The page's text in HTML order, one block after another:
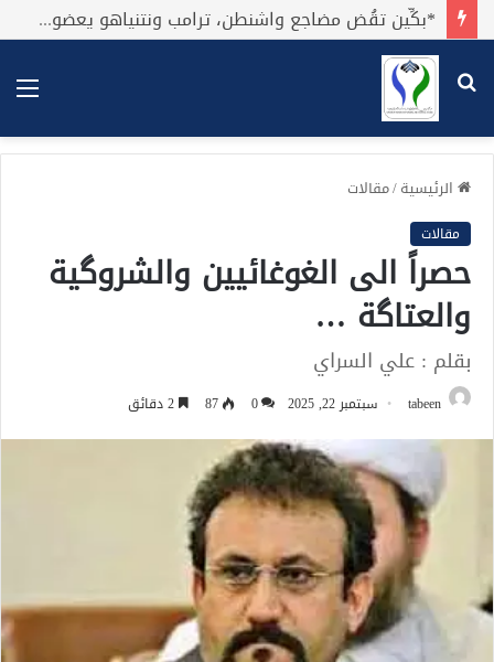
*بكِّين تقُض مضاجع واشنطن، ترامب ونتنياهو يعضون على أصابِعهُم وليس بيدهم حيلَة!.*
بحث
عن
الرئيسية/مقالات
مقالات
حصراً الى الغوغائيين والشروگية
والعتاگة …
بقلم : علي السراي
tabeen سبتمبر 22, 2025 0
87